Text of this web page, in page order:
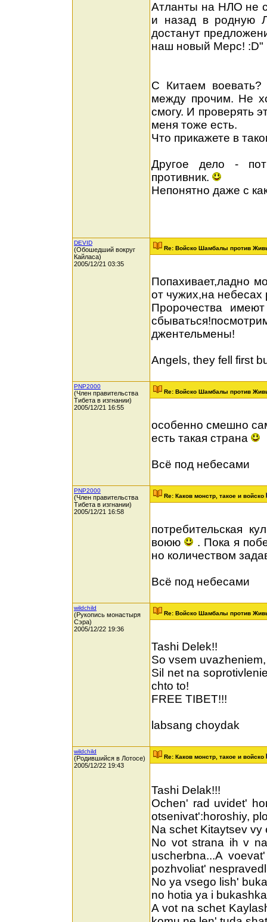
Атланты на НЛО не
и назад в родную
достанут
наш новый Мерс! :D"
С Китаем
между прочим. Не
смогу. И проверять
меня тоже есть.
Что прикажете в
Другое дело -
противник.
Непонятно даже с
DEVID
(Обошедший вокруг
Кайласа)
2005/12/21 03:35
Re: Войско Шамбалы против
Попахивает,ладно
от чужих,на небесах
Пророчества
джентельмены!
Angels, they fell first
PNP2000
(Член правительства
Тибета в изгнании)
2005/12/21 16:55
Re: Войско Шамбалы против
особенно смешно
есть такая страна
Всё под небесами
PNP2000
(Член правительства
Тибета в изгнании)
2005/12/21 16:58
Re: Каков монстр, такое и войско
потребительская
воюю
. Пока я
но количеством
Всё под небесами
wildchild
(Рукопись монастыря
Сэра)
2005/12/22 19:36
Re: Войско Шамбалы против
Tashi Delek!!
So vsem
Sil net na
chto to!
FREE TIBET!!!
labsang choydak
wildchild
(Родившийся в Лотосе)
2005/12/22 19:43
Re: Каков монстр, такое и войско
Tashi Delak!!!
Ochen' rad uvidet'
otsenivat':horoshiy,
Na schet Kitaytsev vy
No vot strana ih v
uscherbna...A
pozhvoliat'
No ya vsego lish'
no hotia ya i
A vot na schet